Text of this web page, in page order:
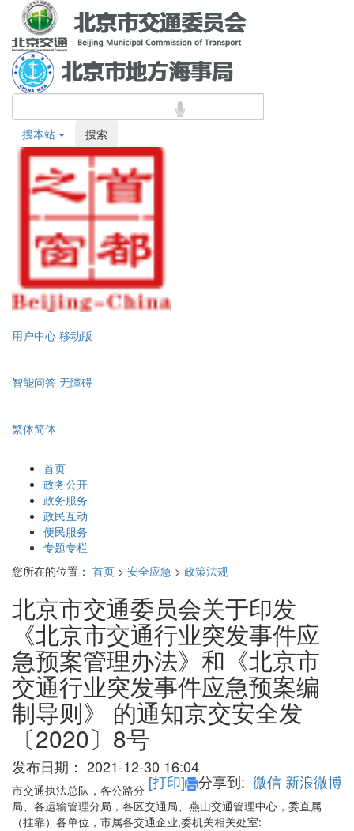
搜本站 搜索
用户中心 移动版
智能问答 无障碍
繁体简体
首页
政务公开
政务服务
政民互动
便民服务
专题专栏
您所在的位置： 首页 > 安全应急 > 政策法规
北京市交通委员会关于印发
《北京市交通行业突发事件应
急预案管理办法》和《北京市
交通行业突发事件应急预案编
制导则》 的通知京交安全发
〔2020〕8号
发布日期： 2021-12-30 16:04
[打印] 分享到: 微信 新浪微博
市交通执法总队，各公路分
局、各运输管理分局，各区交通局、燕山交通管理中心，委直属
（挂靠）各单位，市属各交通企业,委机关相关处室: